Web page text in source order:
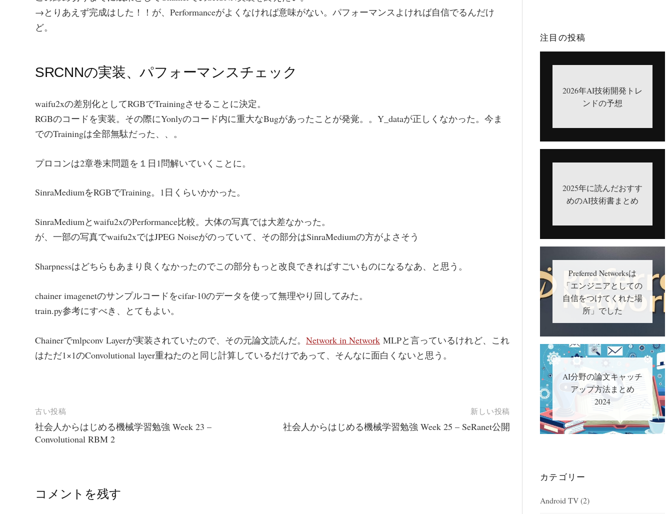
→とりあえず完成はした！！が、Performanceがよくなければ意味がない。パフォーマンスよければ自信でるんだけ
ど。
SRCNNの実装、パフォーマンスチェック
waifu2xの差別化としてRGBでTrainingさせることに決定。
RGBのコードを実装。その際にYonlyのコード内に重大なBugがあったことが発覚。。Y_dataが正しくなかった。今ま
でのTrainingは全部無駄だった、、。
プロコンは2章巻末問題を１日1問解いていくことに。
SinraMediumをRGBでTraining。1日くらいかかった。
SinraMediumとwaifu2xのPerformance比較。大体の写真では大差なかった。
が、一部の写真でwaifu2xではJPEG Noiseがのっていて、その部分はSinraMediumの方がよさそう
Sharpnessはどちらもあまり良くなかったのでこの部分もっと改良できればすごいものになるなあ、と思う。
chainer imagenetのサンプルコードをcifar-10のデータを使って無理やり回してみた。
train.py参考にすべき、とてもよい。
Chainerでmlpconv Layerが実装されていたので、その元論文読んだ。 Network in Network MLPと言っているけれど、これ
はただ1×1のConvolutional layer重ねたのと同じ計算しているだけであって、そんなに面白くないと思う。
投
ビ
古い投稿
社会人からはじめる機械学習勉強 Week 23 –
Convolutional RBM 2
新しい投稿
社会人からはじめる機械学習勉強 Week 25 – SeRanet公開
コメントを残す
注目の投稿
2026年AI技術開発トレ
ンドの予想
2025年に読んだおすす
めのAI技術書まとめ
Preferred Networksは
「エンジニアとしての
自信をつけてくれた場
所」でした
AI分野の論文キャッチ
アップ方法まとめ
2024
カテゴリー
Android TV(2)